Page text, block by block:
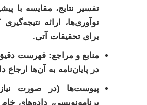
تفسیر نتایج، مقایسه با
نوآوری‌ها، ارائه
برای تحقیقات آتی.
منابع و مراجع: فهرست دقیق
در پایان‌نامه به آن‌ها
پیوست‌ها (در صورت
برنامه‌نویسی، داده‌های